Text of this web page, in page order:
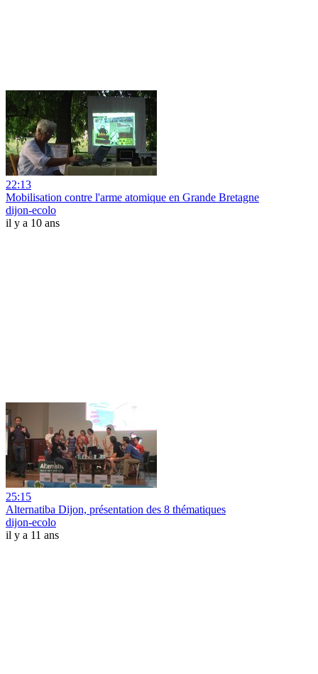
22:13
Mobilisation contre l'arme atomique en Grande Bretagne
dijon-ecolo
il y a 10 ans
25:15
Alternatiba Dijon, présentation des 8 thématiques
dijon-ecolo
il y a 11 ans